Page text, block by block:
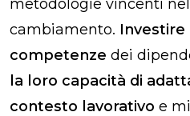
metodologie vincenti
cambiamento.
competenze dei
la loro capacità di
contesto lavorativo e